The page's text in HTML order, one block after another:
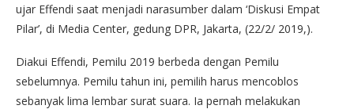
ujar Effendi saat menjadi narasumber dalam ‘Diskusi Empat
Pilar’, di Media Center, gedung DPR, Jakarta, (22/2/ 2019,).
Diakui Effendi, Pemilu 2019 berbeda dengan Pemilu
sebelumnya. Pemilu tahun ini, pemilih harus mencoblos
sebanyak lima lembar surat suara. Ia pernah melakukan